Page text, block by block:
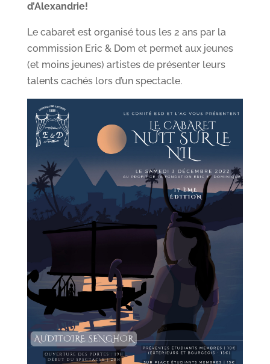
d’Alexandrie!
Le cabaret est organisé tous les 2 ans par la
commission Eric & Dom et permet aux jeunes
(et moins jeunes) artistes de présenter leurs
talents cachés lors d’un spectacle.